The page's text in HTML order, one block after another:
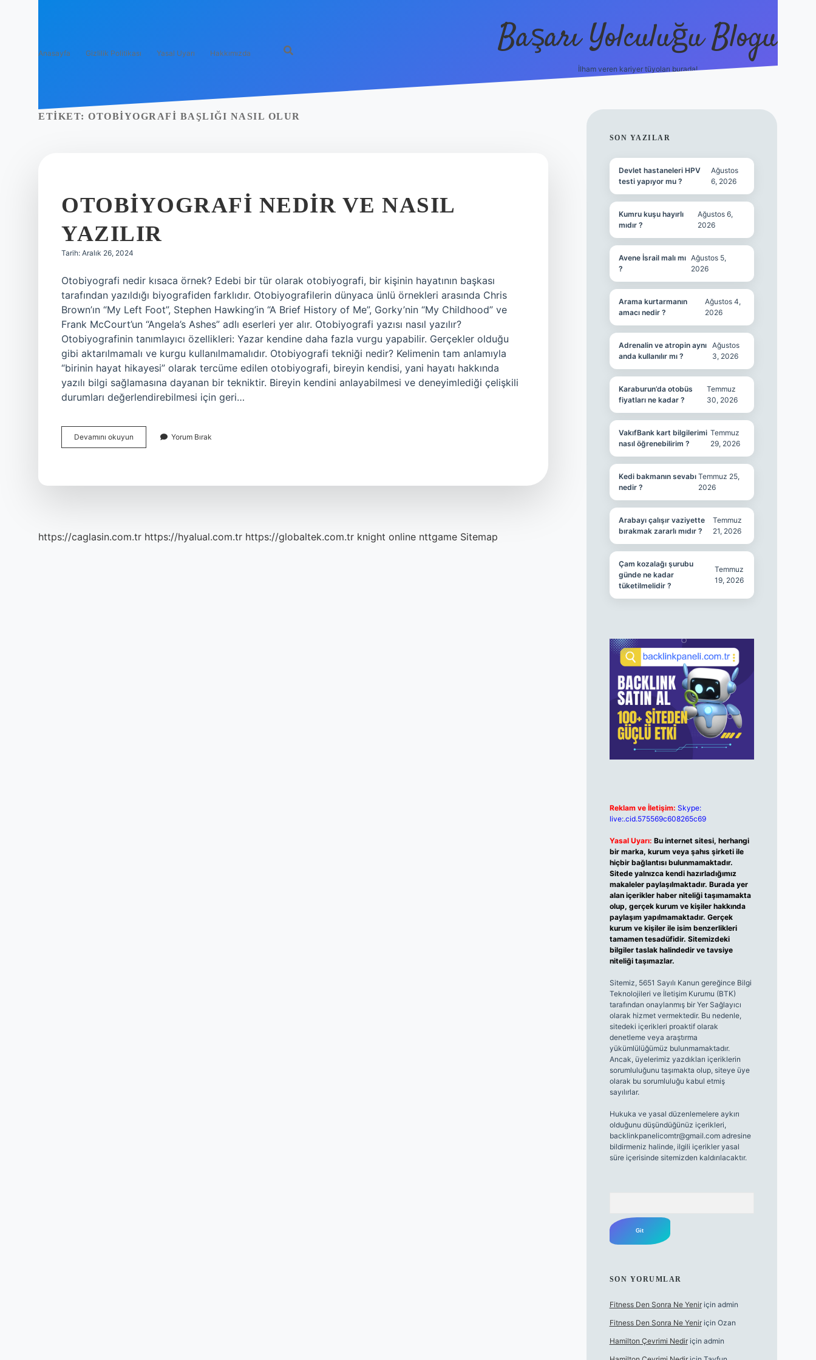
Anasayfa Gizlilik Politikası Yasal Uyarı Hakkımızda Başarı Yolculuğu Blogu
İlham veren kariyer tüyoları burada!
ETIKET: OTOBIYOGRAFI BAŞLIĞI NASIL OLUR
OTOBIYOGRAFI NEDIR VE NASIL
YAZILIR
Tarih: Aralık 26, 2024
Otobiyografi nedir kısaca örnek? Edebi bir tür olarak otobiyografi, bir kişinin hayatının başkası
tarafından yazıldığı biyografiden farklıdır. Otobiyografilerin dünyaca ünlü örnekleri arasında Chris
Brown’ın “My Left Foot”, Stephen Hawking’in “A Brief History of Me”, Gorky’nin “My Childhood” ve
Frank McCourt’un “Angela’s Ashes” adlı eserleri yer alır. Otobiyografi yazısı nasıl yazılır?
Otobiyografinin tanımlayıcı özellikleri: Yazar kendine daha fazla vurgu yapabilir. Gerçekler olduğu
gibi aktarılmamalı ve kurgu kullanılmamalıdır. Otobiyografi tekniği nedir? Kelimenin tam anlamıyla
“birinin hayat hikayesi” olarak tercüme edilen otobiyografi, bireyin kendisi, yani hayatı hakkında
yazılı bilgi sağlamasına dayanan bir tekniktir. Bireyin kendini anlayabilmesi ve deneyimlediği çelişkili
durumları değerlendirebilmesi için geri…
Devamını okuyun Otobiyografi
Nedir
Yorum Bırak
https://caglasin.com.tr https://hyalual.com.tr https://globaltek.com.tr knight online nttgame Sitemap
SIDEBAR
SON YAZILAR
Devlet hastaneleri HPV
testi yapıyor mu ?
Ağustos
6, 2026
Kumru kuşu hayırlı
mıdır ?
Ağustos 6,
2026
Avene İsrail malı mı
?
Ağustos 5,
2026
Arama kurtarmanın
amacı nedir ?
Ağustos 4,
2026
Adrenalin ve atropin aynı
anda kullanılır mı ?
Ağustos
3, 2026
Karaburun’da otobüs
fiyatları ne kadar ?
Temmuz
30, 2026
VakıfBank kart bilgilerimi
nasıl öğrenebilirim ?
Temmuz
29, 2026
Kedi bakmanın sevabı
nedir ?
Temmuz 25,
2026
Arabayı çalışır vaziyette
bırakmak zararlı mıdır ?
Temmuz
21, 2026
Çam kozalağı şurubu
günde ne kadar
tüketilmelidir ?
Temmuz
19, 2026
Reklam ve İletişim: Skype:
live:.cid.575569c608265c69
Yasal Uyarı: Bu internet sitesi, herhangi
bir marka, kurum veya şahıs şirketi ile
hiçbir bağlantısı bulunmamaktadır.
Sitede yalnızca kendi hazırladığımız
makaleler paylaşılmaktadır. Burada yer
alan içerikler haber niteliği taşımamakta
olup, gerçek kurum ve kişiler hakkında
paylaşım yapılmamaktadır. Gerçek
kurum ve kişiler ile isim benzerlikleri
tamamen tesadüfidir. Sitemizdeki
bilgiler taslak halindedir ve tavsiye
niteliği taşımazlar.
Sitemiz, 5651 Sayılı Kanun gereğince Bilgi
Teknolojileri ve İletişim Kurumu (BTK)
tarafından onaylanmış bir Yer Sağlayıcı
olarak hizmet vermektedir. Bu nedenle,
sitedeki içerikleri proaktif olarak
denetleme veya araştırma
yükümlülüğümüz bulunmamaktadır.
Ancak, üyelerimiz yazdıkları içeriklerin
sorumluluğunu taşımakta olup, siteye üye
olarak bu sorumluluğu kabul etmiş
sayılırlar.
Hukuka ve yasal düzenlemelere aykırı
olduğunu düşündüğünüz içerikleri,
backlinkpanelicomtr@gmail.comadresine
bildirmeniz halinde, ilgili içerikler yasal
süre içerisinde sitemizden kaldırılacaktır.
SON YORUMLAR
Fitness Den Sonra Ne Yeniriçin admin
Fitness Den Sonra Ne Yeniriçin Ozan
Hamilton Çevrimi Nediriçin admin
https://